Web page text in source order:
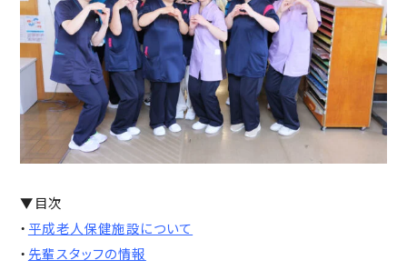
▼目次
・ 平成老人保健施設について
・ 先輩スタッフの情報